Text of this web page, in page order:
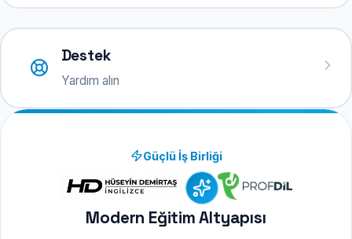
Destek
Yardım alın
Güçlü İş Birliği
Modern Eğitim Altyapısı